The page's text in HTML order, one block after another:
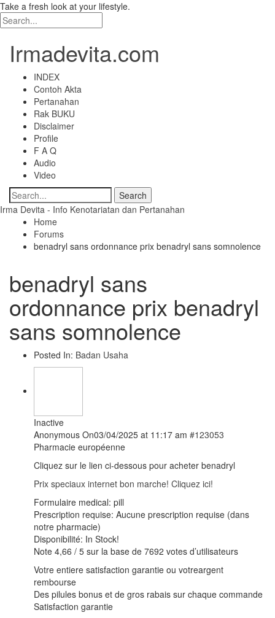
Take a fresh look at your lifestyle.
Irmadevita.com
INDEX
Contoh Akta
Pertanahan
Rak BUKU
Disclaimer
Profile
F A Q
Audio
Video
Irma Devita - Info Kenotariatan dan Pertanahan
Home
Forums
benadryl sans ordonnance prix benadryl sans somnolence
benadryl sans
ordonnance prix benadryl
sans somnolence
Posted In: Badan Usaha
Inactive
Anonymous On03/04/2025 at 11:17 am #123053
Pharmacie européenne
Cliquez sur le lien ci-dessous pour acheter benadryl
Prix speciaux internet bon marche! Cliquez ici!
Formulaire medical: pill
Prescription requise: Aucune prescription requise (dans
notre pharmacie)
Disponibilité: In Stock!
Note 4,66 / 5 sur la base de 7692 votes d’utilisateurs
Votre entiere satisfaction garantie ou votreargent
rembourse
Des pilules bonus et de gros rabais sur chaque commande
Satisfaction garantie